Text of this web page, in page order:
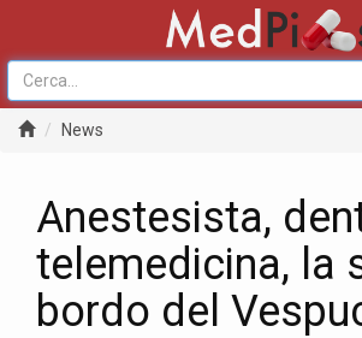
News
Anestesista,
telemedicina, la
bordo del